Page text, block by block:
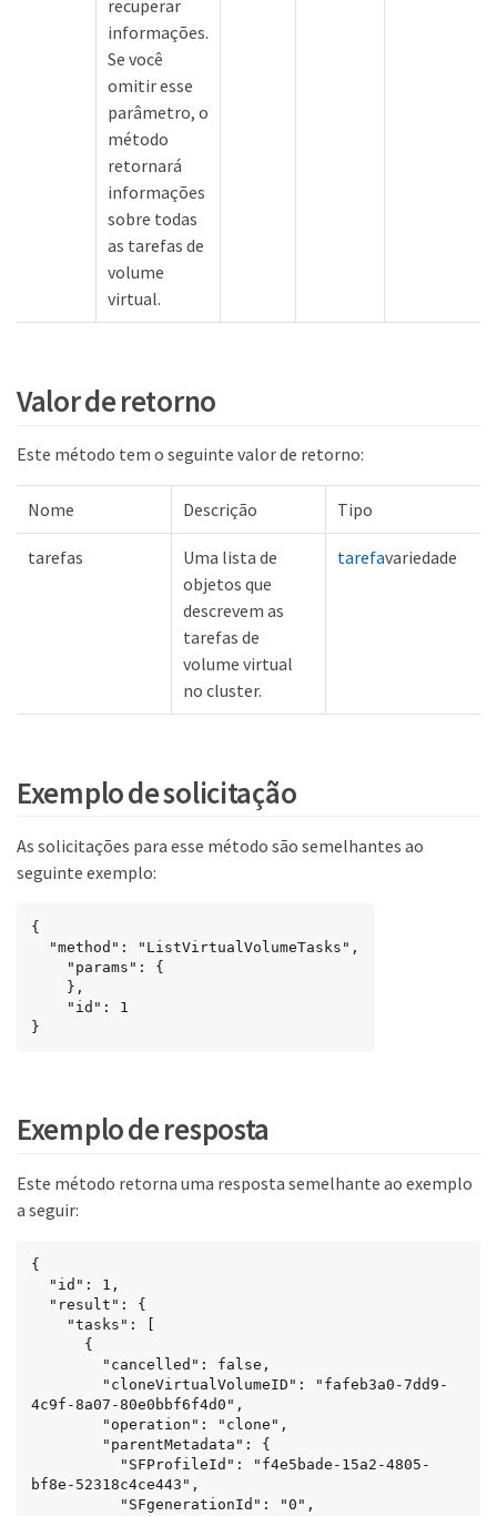
recuperar
informações.
Se você
omitir esse
parâmetro, o
método
retornará
informações
sobre todas
as tarefas de
volume
virtual.
Valor de retorno
Este método tem o seguinte valor de retorno:
Nome Descrição Tipo
tarefas
Uma lista de
objetos que
descrevem as
tarefas de
volume virtual
no cluster.
tarefavariedade
Exemplo de solicitação
As solicitações para esse método são semelhantes ao
seguinte exemplo:
{
}
Exemplo de resposta
Este método retorna uma resposta semelhante ao exemplo
a seguir:
{
4c9f-8a07-80e0bbf6f4d0",
bf8e-52318c4ce443",